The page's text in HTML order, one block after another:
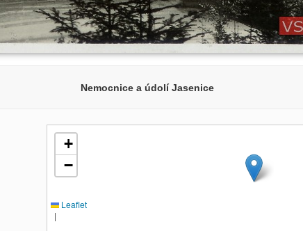
Nemocnice a údolí Jasenice
+
−
Leaflet
|